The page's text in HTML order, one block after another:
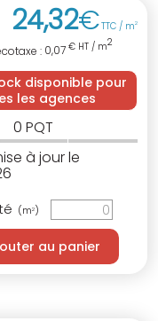
24,32€TTC / m2
: 0,07 € HT / m2
disponible pour
les agences
0 PQT
à jour le
(m2)
au panier